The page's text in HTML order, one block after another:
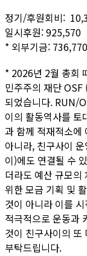
정기/후원회비:
일시후원: 925,570
* 외부기금:
* 2026년 2월 총회
민주주의 재단
되었습니다. RUN/
이의 활동역사를
과 함께 적재적소
아니라, 친구사이
이)에도 연결될 수
더라도 예산 규모의
위한 모금 기획 및
것이 아니라 이를
적극적으로 운동과
것이 친구사이의 또
부탁드립니다.